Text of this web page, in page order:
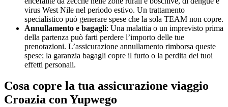
virus West Nile nel periodo estivo. Un trattamento
specialistico può generare spese che la sola TEAM non copre.
Annullamento e bagagli: Una malattia o un imprevisto prima
della partenza può farti perdere l’importo delle tue
prenotazioni. L’assicurazione annullamento rimborsa queste
spese; la garanzia bagagli copre il furto o la perdita dei tuoi
effetti personali.
Cosa copre la tua assicurazione viaggio
Croazia con Yupwego